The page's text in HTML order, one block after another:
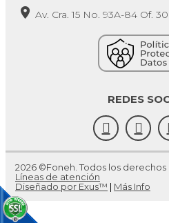
Av. Cra. 15 No. 93A-84
REDES
2026 ©Foneh. Todos los
Líneas de atención
Diseñado por Exus™ | Más Info